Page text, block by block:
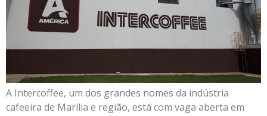
A Intercoffee, um dos grandes nomes da indústria
cafeeira de Marília e região, está com vaga aberta em